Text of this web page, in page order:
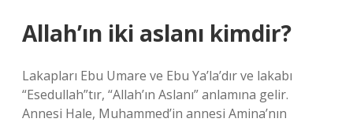
Allah’ın iki aslanı kimdir?
Lakapları Ebu Umare ve Ebu Ya’la’dır ve lakabı
“Esedullah”tır, “Allah’ın Aslanı” anlamına gelir.
Annesi Hale, Muhammed’in annesi Amina’nın